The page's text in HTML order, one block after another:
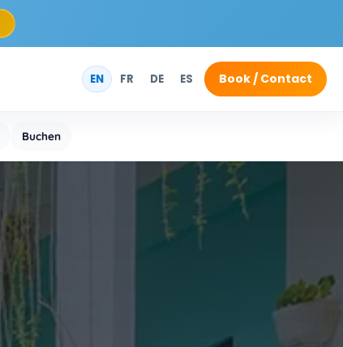
EN FR DE ES Book / Contact
Buchen